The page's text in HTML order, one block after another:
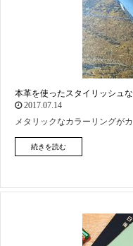
本革を使ったスタイリッシュ
2017.07.14
メタリックなカラーリングが
続きを読む